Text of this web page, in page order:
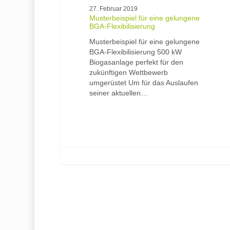
27. Februar 2019
Musterbeispiel für eine gelungene
BGA-Flexibilisierung
Musterbeispiel für eine gelungene
BGA-Flexibilisierung 500 kW
Biogasanlage perfekt für den
zukünftigen Wettbewerb
umgerüstet Um für das Auslaufen
seiner aktuellen…